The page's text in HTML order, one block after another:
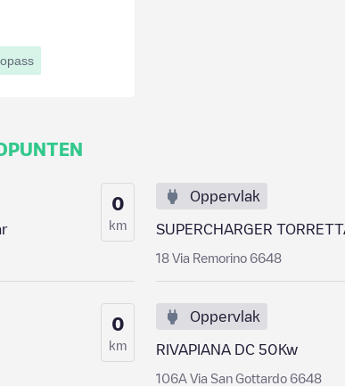
0
km
Oppervlak
SUPERCHARGER
18 Via Remorino 6648
0
km
Oppervlak
RIVAPIANA DC 50Kw
106A Via San Gottardo 6648